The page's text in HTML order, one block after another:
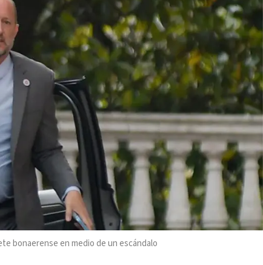
bonaerense en medio de un escándalo